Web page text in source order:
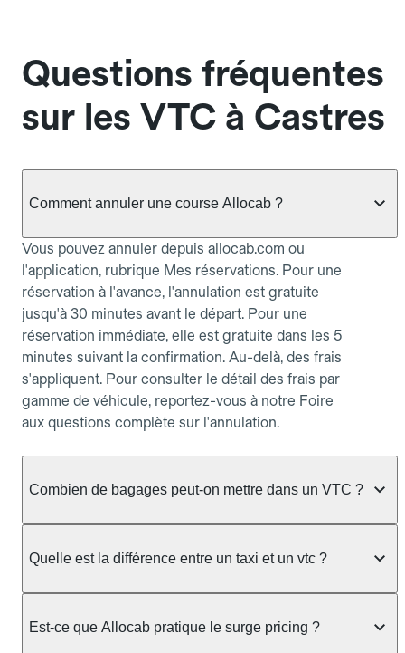
Questions fréquentes
sur les VTC à Castres
Comment annuler une course Allocab ?
Vous pouvez annuler depuis allocab.com ou
l'application, rubrique Mes réservations. Pour une
réservation à l'avance, l'annulation est gratuite
jusqu'à 30 minutes avant le départ. Pour une
réservation immédiate, elle est gratuite dans les 5
minutes suivant la confirmation. Au-delà, des frais
s'appliquent. Pour consulter le détail des frais par
gamme de véhicule, reportez-vous à notre Foire
aux questions complète sur l'annulation.
Combien de bagages peut-on mettre dans un VTC ?
réservée :
Berline, Green, Berline Affaires, VAO : jusqu'à 3
Moto-taxi : jusqu'à 2 bagages cabine TPMR : 1
Quelle est la différence entre un taxi et un vtc ?
dans la rue ou à une station, avec un tarif calculé au
Est-ce que Allocab pratique le surge pricing ?